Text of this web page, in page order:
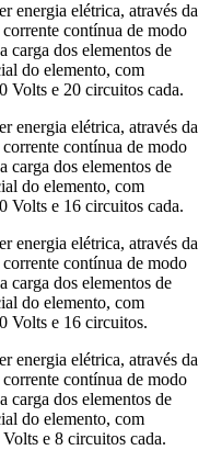
energia elétrica, através da
contínua de modo
carga dos elementos de
do elemento, com
Volts e 20 circuitos cada.
energia elétrica, através da
contínua de modo
carga dos elementos de
do elemento, com
Volts e 16 circuitos cada.
energia elétrica, através da
contínua de modo
carga dos elementos de
do elemento, com
Volts e 16 circuitos.
energia elétrica, através da
contínua de modo
carga dos elementos de
do elemento, com
e 8 circuitos cada.